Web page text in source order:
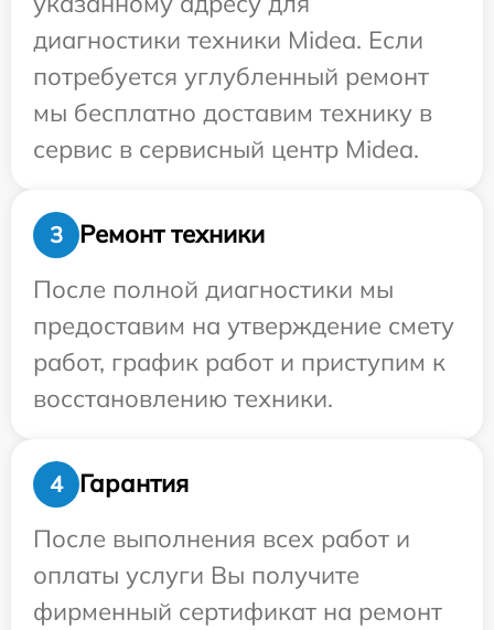
диагностики техники Midea. Если
потребуется углубленный ремонт
мы бесплатно доставим технику в
сервис в сервисный центр Midea.
3
Ремонт техники
После полной диагностики мы
предоставим на утверждение смету
работ, график работ и приступим к
восстановлению техники.
4
Гарантия
После выполнения всех работ и
оплаты услуги Вы получите
фирменный сертификат на ремонт